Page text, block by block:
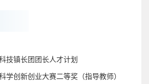
技镇长团团长人才计划
学创新创业大赛二等奖（指导教师）